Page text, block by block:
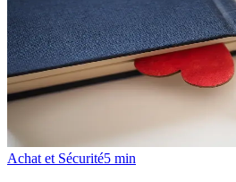
Achat et Sécurité5 min